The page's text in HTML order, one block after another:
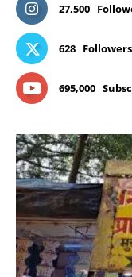
27,500
628 Followers
695,000